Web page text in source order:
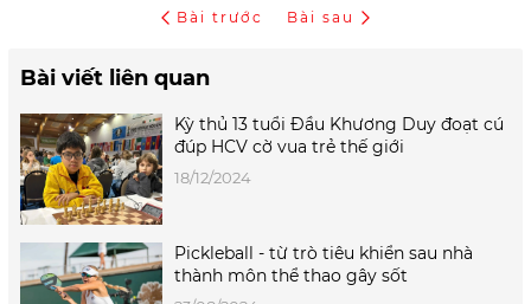
Bài trước Bài sau
Bài viết liên quan
Kỳ thủ 13 tuổi Đầu Khương Duy đoạt cú
đúp HCV cờ vua trẻ thế giới
18/12/2024
Pickleball - từ trò tiêu khiển sau nhà
thành môn thể thao gây sốt